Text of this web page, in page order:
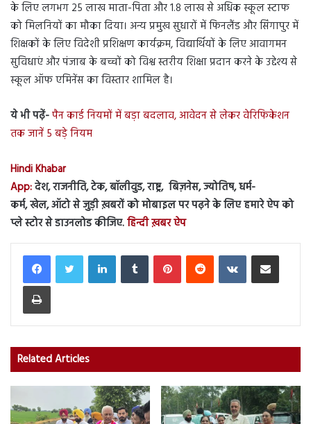
के लिए लगभग 25 लाख माता-पिता और 1.8 लाख से अधिक स्कूल स्टाफ
को मिलनियों का मौका दिया। अन्य प्रमुख सुधारों में फिनलैंड और सिंगापुर में
शिक्षकों के लिए विदेशी प्रशिक्षण कार्यक्रम, विद्यार्थियों के लिए आवागमन
सुविधाएं और पंजाब के बच्चों को विश्व स्तरीय शिक्षा प्रदान करने के उद्देश्य से
स्कूल ऑफ एमिनेंस का विस्तार शामिल है।
ये भी पढ़ें-पैन कार्ड नियमों में बड़ा बदलाव, आवेदन से लेकर वेरिफिकेशन
तक जानें 5 बड़े नियम
Hindi Khabar
App:देश, राजनीति, टेक, बॉलीवुड, राष्ट्र, बिज़नेस, ज्योतिष, धर्म-
कर्म, खेल, ऑटो से जुड़ी ख़बरों को मोबाइल पर पढ़ने के लिए हमारे ऐप को
प्ले स्टोर से डाउनलोड कीजिए.हिन्दी ख़बर ऐप
LinkedInTumblr PinterestReddit VKontakteShare via Email
Print
Related Articles